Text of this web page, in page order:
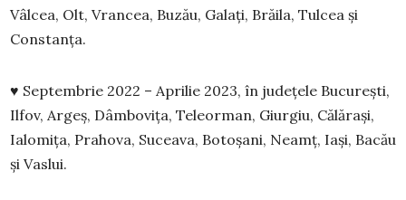
Vâlcea, Olt, Vrancea, Buzău, Galați, Brăila, Tulcea și
Constanța.
♥ Septembrie 2022 – Aprilie 2023, în județele București,
Ilfov, Argeș, Dâmbovița, Teleorman, Giurgiu, Călărași,
Ialomița, Prahova, Suceava, Botoșani, Neamț, Iași, Bacău
și Vaslui.